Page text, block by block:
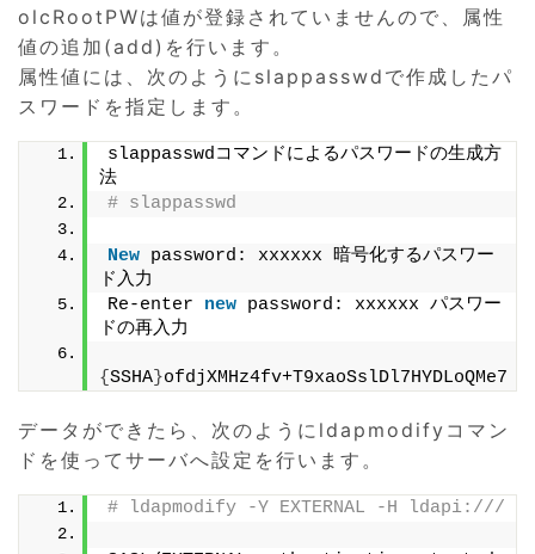
olcRootPWは値が登録されていませんので、属性
値の追加(add)を行います。
属性値には、次のようにslappasswdで作成したパ
スワードを指定します。
slappasswdコマンドによるパスワードの生成方
法
# slappasswd
New password: xxxxxx 暗号化するパスワー
ド入力
Re-enter new password: xxxxxx パスワー
ドの再入力
{SSHA}ofdjXMHz4fv+T9xaoSslDl7HYDLoQMe7
データができたら、次のようにldapmodifyコマン
ドを使ってサーバへ設定を行います。
# ldapmodify -Y EXTERNAL -H